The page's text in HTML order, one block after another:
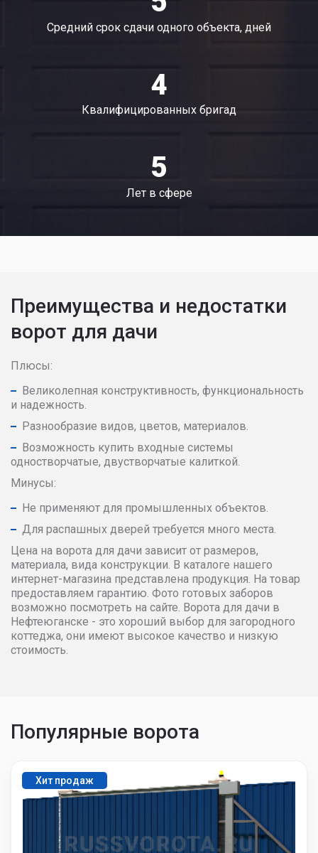
Средний срок сдачи одного объекта, дней
4
Квалифицированных бригад
5
Лет в сфере
Преимущества и недостатки
ворот для дачи
Плюсы:
Великолепная конструктивность, функциональность
и надежность.
Разнообразие видов, цветов, материалов.
Возможность купить входные системы
одностворчатые, двустворчатые калиткой.
Минусы:
Не применяют для промышленных объектов.
Для распашных дверей требуется много места.
Цена на ворота для дачи зависит от размеров,
материала, вида конструкции. В каталоге нашего
интернет-магазина представлена продукция. На товар
предоставляем гарантию. Фото готовых заборов
возможно посмотреть на сайте. Ворота для дачи в
Нефтеюганске - это хороший выбор для загородного
коттеджа, они имеют высокое качество и низкую
стоимость.
Популярные ворота
Хит продаж